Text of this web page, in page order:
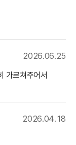
2026.06.25
가르쳐주어서
2026.04.18